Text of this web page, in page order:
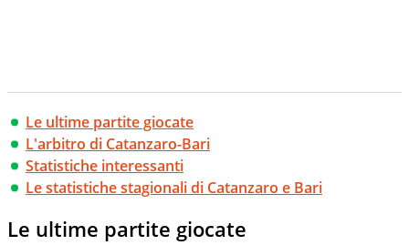
Le ultime partite giocate
L'arbitro di Catanzaro-Bari
Statistiche interessanti
Le statistiche stagionali di Catanzaro e Bari
Le ultime partite giocate